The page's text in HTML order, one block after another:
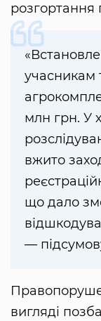
розгортання
учасникам
млн грн. У
вжито
що дало
—
вигляді